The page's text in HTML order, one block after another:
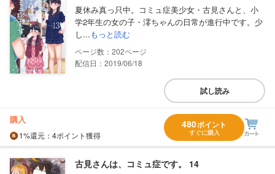
夏休み真っ只中。コミュ症美少女・古見さんと、小
学2年生の女の子・澪ちゃんの日常が進行中です。少
し...もっと読む
202
配信日：2019/06/18
試し読み
購入
1%還元 ：4ポイント獲得
480ポイント
すぐに購入
古見さんは、コミュ症です。 14